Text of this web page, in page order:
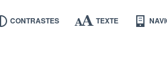
CONTRASTES TEXTE